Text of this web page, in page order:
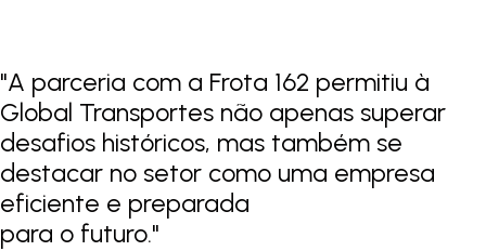
"A parceria com a Frota 162 permitiu à
Global Transportes não apenas superar
desafios históricos, mas também se
destacar no setor como uma empresa
eficiente e preparada
para o futuro."